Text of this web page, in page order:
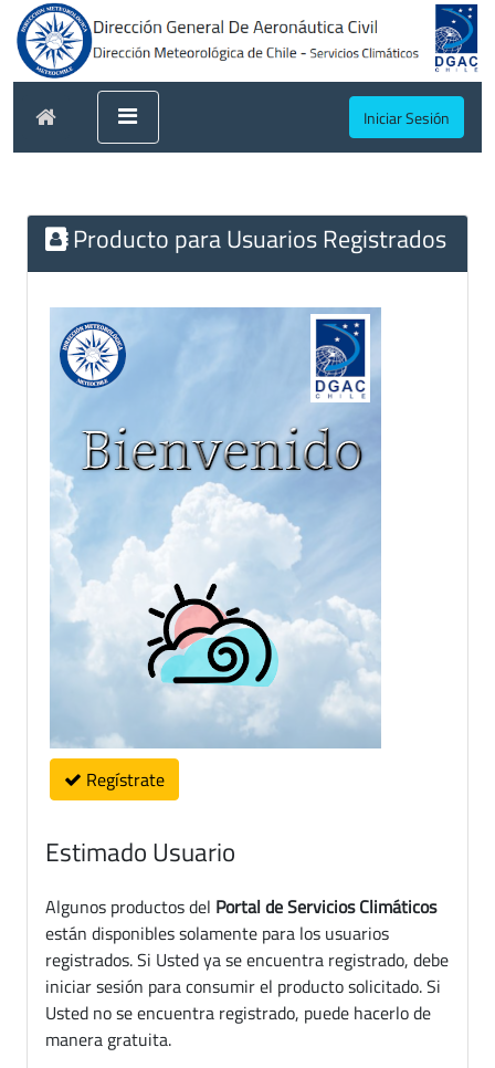
Iniciar Sesión
Producto para Usuarios Registrados
Regístrate
Estimado Usuario
Algunos productos del Portal de Servicios Climáticos
están disponibles solamente para los usuarios
registrados. Si Usted ya se encuentra registrado, debe
iniciar sesión para consumir el producto solicitado. Si
Usted no se encuentra registrado, puede hacerlo de
manera gratuita.